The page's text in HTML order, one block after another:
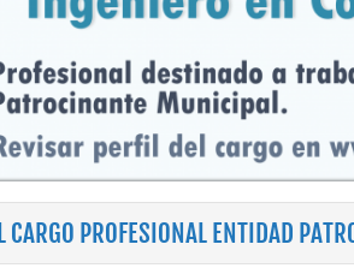
CARGO PROFESIONAL ENTIDAD